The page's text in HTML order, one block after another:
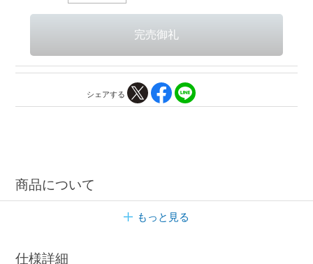
シェアする
商品について
もっと見る
仕様詳細